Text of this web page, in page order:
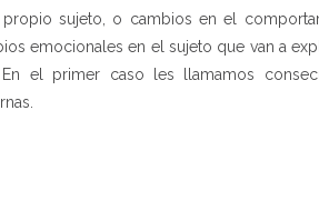
sujeto, o cambios en el
emocionales en el sujeto que van a
el primer caso les llamamos